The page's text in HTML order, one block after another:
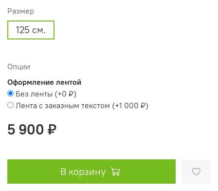
Размер
125 см.
Опции
Оформление лентой
Без ленты (+0 ₽)
Лента с заказным текстом (+1 000 ₽)
5 900 ₽
В корзину